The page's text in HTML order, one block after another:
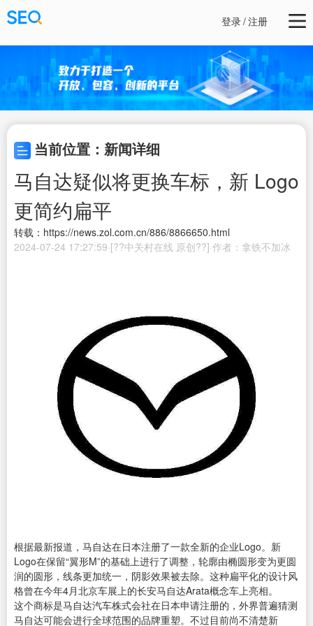
登录/注册
当前位置：新闻详细
马自达疑似将更换车标，新 Logo
更简约扁平
转载：https://news.zol.com.cn/886/8866650.html
2024-07-24 17:27:59·[??中关村在线 原创??]·作者：拿铁不加冰
根据最新报道，马自达在日本注册了一款全新的企业Logo。新
Logo在保留“翼形M”的基础上进行了调整，轮廓由椭圆形变为更圆
润的圆形，线条更加统一，阴影效果被去除。这种扁平化的设计风
格曾在今年4月北京车展上的长安马自达Arata概念车上亮相。
这个商标是马自达汽车株式会社在日本申请注册的，外界普遍猜测
马自达可能会进行全球范围的品牌重塑。不过目前尚不清楚新